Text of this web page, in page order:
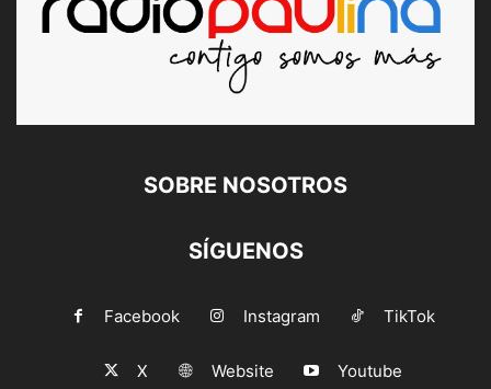
SOBRE NOSOTROS
SÍGUENOS
Facebook Instagram TikTok
X Website Youtube